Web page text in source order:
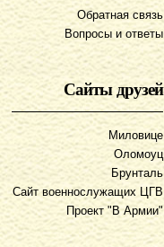
Обратная связь
Вопросы и ответы
Сайты друзей
Миловице
Оломоуц
Брунталь
Сайт военнослужащих ЦГВ
Проект "В Армии"